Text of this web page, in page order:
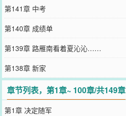
第141章 中考
第140章 成绩单
第139章 路雁南看着夏沁沁……
第138章 新家
章节列表，第1章~ 100章/共149章
第1章 决定随军